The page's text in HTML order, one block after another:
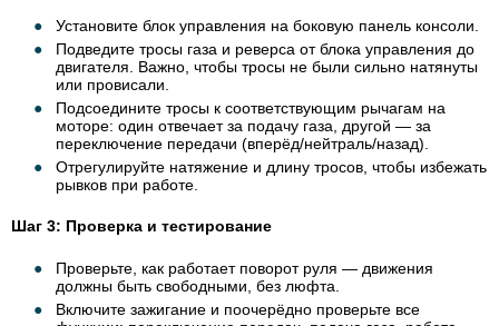
Установите блок управления на боковую панель консоли.
Подведите тросы газа и реверса от блока управления до
двигателя. Важно, чтобы тросы не были сильно натянуты
или провисали.
Подсоедините тросы к соответствующим рычагам на
моторе: один отвечает за подачу газа, другой — за
переключение передачи (вперёд/нейтраль/назад).
Отрегулируйте натяжение и длину тросов, чтобы избежать
рывков при работе.
Шаг 3: Проверка и тестирование
Проверьте, как работает поворот руля — движения
должны быть свободными, без люфта.
Включите зажигание и поочерёдно проверьте все